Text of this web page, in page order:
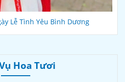
Lễ Tình Yêu Bình Dương
Hoa Tươi